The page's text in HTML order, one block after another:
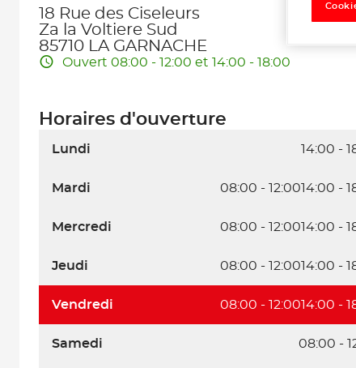
18 Rue des Ciseleurs
Za la Voltiere Sud
85710 LA GARNACHE
Ouvert 08:00 - 12:00 et 14:00 - 18:00
Horaires d'ouverture
Lundi 14:00 -
Mardi 08:00 - 12:0014:00 -
Mercredi 08:00 - 12:0014:00 -
Jeudi 08:00 - 12:0014:00 -
Vendredi 08:00 - 12:0014:00 -
Samedi 08:00 -